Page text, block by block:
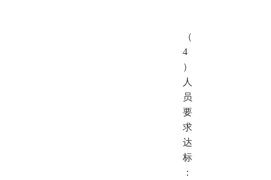
（
4
）
人
员
要
求
达
标
：